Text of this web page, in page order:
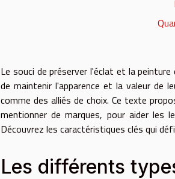
Le souci de préserver l'éclat et la
de maintenir l'apparence et la valeur de
comme des alliés de choix. Ce texte
mentionner de marques, pour aider les
Découvrez les caractéristiques clés qui
Les différents